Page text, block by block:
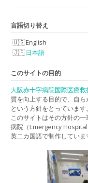
言語切り替え
English
日本語
このサイトの目的
大阪赤十字病院国際医療救
質を向上する目的で、自
という方針をとっています。
このサイトはその方針の
病院（Emergency
英二カ国語で制作していま